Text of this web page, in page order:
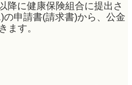
降に健康保険組合に提出さ
申請書(請求書)から、公金
ます。